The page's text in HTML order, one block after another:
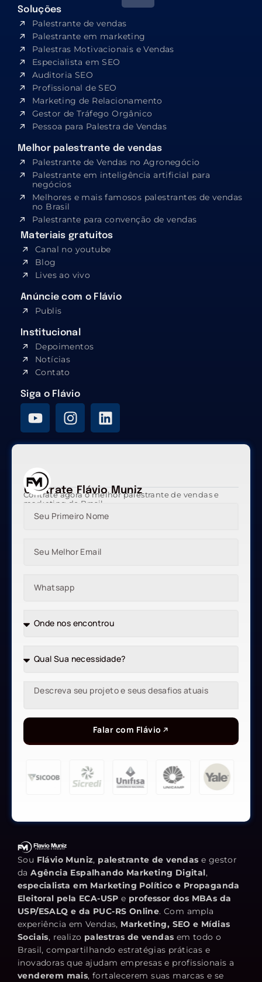
Soluções
Palestrante de vendas
Palestrante em marketing
Palestras Motivacionais e Vendas
Especialista em SEO​
Auditoria SEO
Profissional de SEO
Marketing de Relacionamento
Gestor de Tráfego Orgânico
Pessoa para Palestra de Vendas
Melhor palestrante de vendas
Palestrante de Vendas no Agronegócio
Palestrante em inteligência artificial para
negócios
Melhores e mais famosos palestrantes de vendas
no Brasil
Palestrante para convenção de vendas
Materiais gratuitos
Canal no youtube
Blog
Lives ao vivo
Anúncie com o Flávio
Publis
Institucional
Depoimentos
Notícias
Contato
Siga o Flávio
Contrate Flávio Muniz
Contrate agora o melhor palestrante de vendas e
marketing do Brasil
Falar com Flávio
Sou Flávio Muniz, palestrante de vendas e gestor
daAgência Espalhando Marketing Digital,
especialista em Marketing Político e Propaganda
Eleitoral pela ECA-USP e professor dos MBAs da
USP/ESALQ e da PUC-RS Online. Com ampla
experiência em Vendas, Marketing, SEO e Mídias
Sociais, realizo palestras de vendas em todo o
Brasil, compartilhando estratégias práticas e
inovadoras que ajudam empresas e profissionais a
venderem mais, fortalecerem suas marcas e se